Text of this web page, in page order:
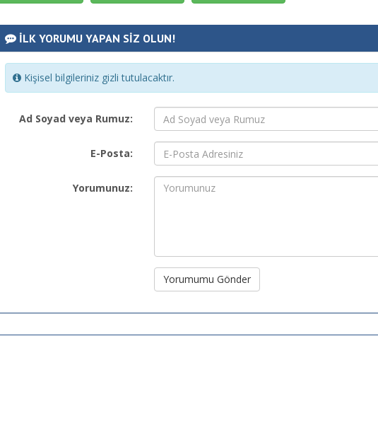
İLK YORUMU YAPAN SİZ OLUN!
Kişisel bilgileriniz gizli tutulacaktır.
Ad Soyad veya Rumuz:
E-Posta:
Yorumunuz:
Yorumumu Gönder